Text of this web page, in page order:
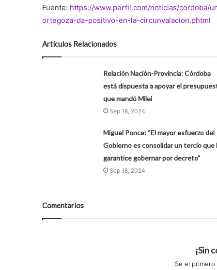
Fuente: https://www.perfil.com/noticias/cordoba/
ortegoza-da-positivo-en-la-circunvalacion.phtml
Artículos Relacionados
Relación Nación-Provincia: Córdoba
está dispuesta a apoyar el
que mandó Milei
Sep 18, 2024
Miguel Ponce: “El mayor esfuerzo del
Gobierno es consolidar un tercio que
garantice gobernar por decreto”
Sep 18, 2024
Comentarios
¡Sin
Se el